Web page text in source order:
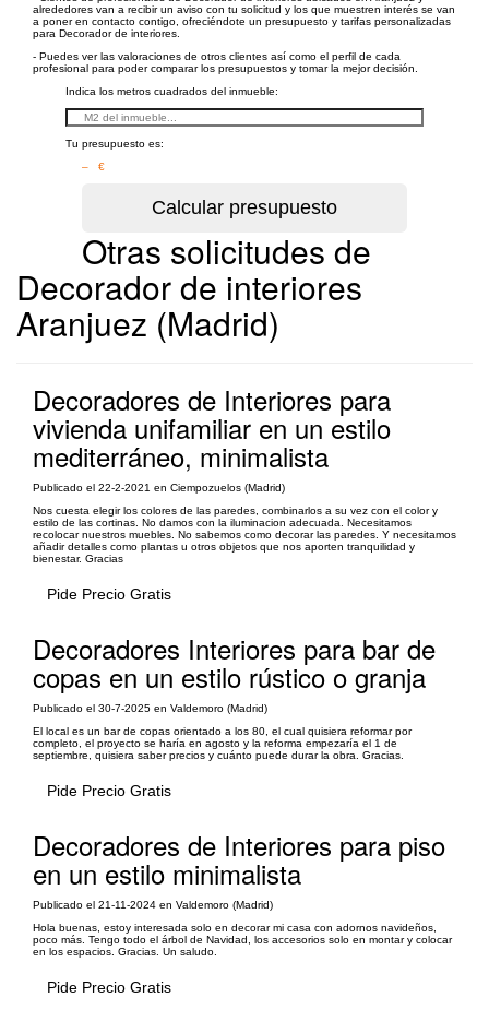
alrededores van a recibir un aviso con tu solicitud y los que muestren interés se van
a poner en contacto contigo, ofreciéndote un presupuesto y tarifas personalizadas
para Decorador de interiores.
- Puedes ver las valoraciones de otros clientes así como el perfil de cada
profesional para poder comparar los presupuestos y tomar la mejor decisión.
Indica los metros cuadrados del inmueble:
Tu presupuesto es:
– €
Otras solicitudes de
Decorador de interiores
Aranjuez (Madrid)
Decoradores de Interiores para
vivienda unifamiliar en un estilo
mediterráneo, minimalista
Publicado el 22-2-2021 en Ciempozuelos (Madrid)
Nos cuesta elegir los colores de las paredes, combinarlos a su vez con el color y
estilo de las cortinas. No damos con la iluminacion adecuada. Necesitamos
recolocar nuestros muebles. No sabemos como decorar las paredes. Y necesitamos
añadir detalles como plantas u otros objetos que nos aporten tranquilidad y
bienestar. Gracias
Pide Precio Gratis
Decoradores Interiores para bar de
copas en un estilo rústico o granja
Publicado el 30-7-2025 en Valdemoro (Madrid)
El local es un bar de copas orientado a los 80, el cual quisiera reformar por
completo, el proyecto se haría en agosto y la reforma empezaría el 1 de
septiembre, quisiera saber precios y cuánto puede durar la obra. Gracias.
Pide Precio Gratis
Decoradores de Interiores para piso
en un estilo minimalista
Publicado el 21-11-2024 en Valdemoro (Madrid)
Hola buenas, estoy interesada solo en decorar mi casa con adornos navideños,
poco más. Tengo todo el árbol de Navidad, los accesorios solo en montar y colocar
en los espacios. Gracias. Un saludo.
Pide Precio Gratis